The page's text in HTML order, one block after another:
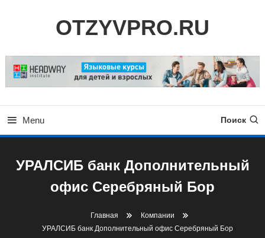
OTZYVPRO.RU
Menu Поиск
УРАЛСИБ банк Дополнительный
офис Серебряный Бор
Главная
Компании
УРАЛСИБ банк Дополнительный офис Серебряный Бор